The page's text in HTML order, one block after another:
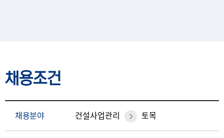
채용조건
채용분야 건설사업관리 토목